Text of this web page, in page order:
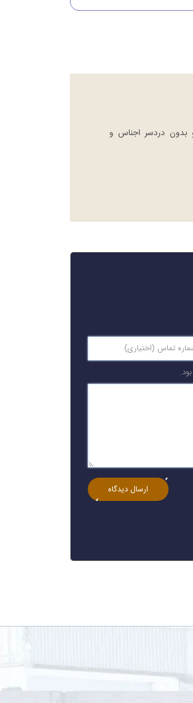
خودروهای موجود در کشور و نیاز
بدون دردسر اجناس و